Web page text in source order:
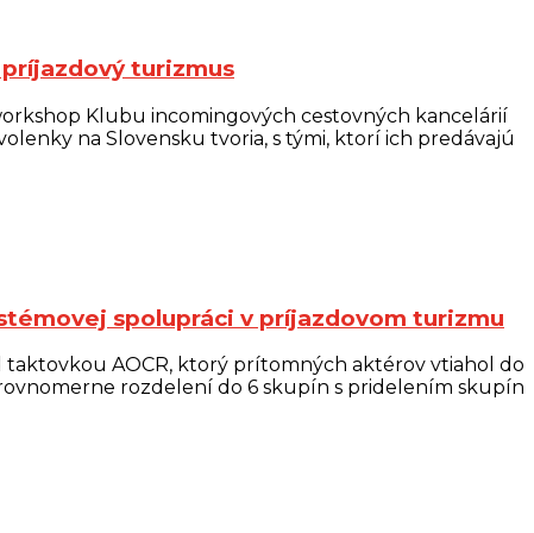
turizmus
Klubu incomingových cestovných kancelárií
na Slovensku tvoria, s tými, ktorí ich predávajú
spolupráci v príjazdovom turizmu
taktovkou AOCR, ktorý prítomných aktérov vtiahol do
rozdelení do 6 skupín s pridelením skupín